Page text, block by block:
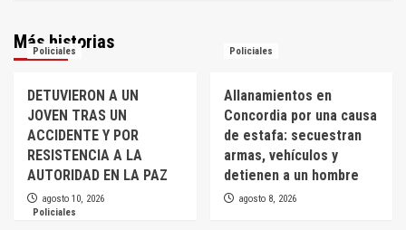
Más historias
Policiales
DETUVIERON A UN
JOVEN TRAS UN
ACCIDENTE Y POR
RESISTENCIA A LA
AUTORIDAD EN LA PAZ
agosto 10, 2026
Policiales
Allanamientos en
Concordia por una causa
de estafa: secuestran
armas, vehículos y
detienen a un hombre
agosto 8, 2026
Policiales